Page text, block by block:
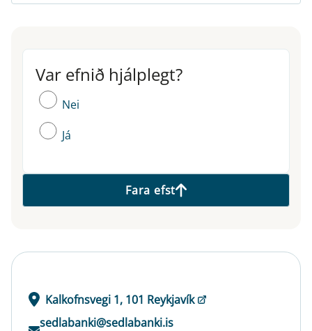
Var efnið hjálplegt?
Var efnið hjálplegt?
Nei
Já
Fara efst
Kalkofnsvegi 1, 101 Reykjavík
sedlabanki@sedlabanki.is